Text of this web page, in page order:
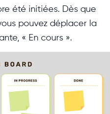
été initiées. Dès que
pouvez déplacer la
« En cours ».